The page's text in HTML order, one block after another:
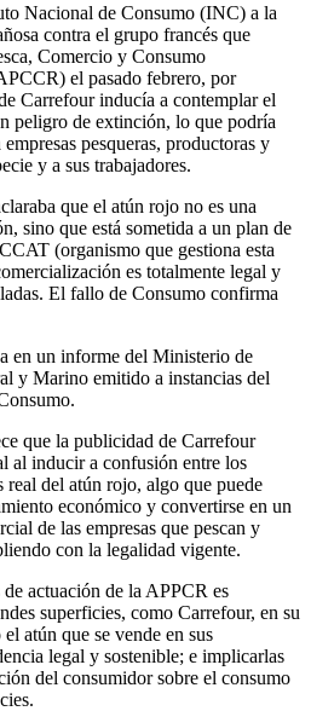
Nacional de Consumo (INC) a la
contra el grupo francés que
Comercio y Consumo
el pasado febrero, por
Carrefour inducía a contemplar el
peligro de extinción, lo que podría
pesqueras, productoras y
y a sus trabajadores.
que el atún rojo no es una
sino que está sometida a un plan de
(organismo que gestiona esta
es totalmente legal y
El fallo de Consumo confirma
en un informe del Ministerio de
y Marino emitido a instancias del
que la publicidad de Carrefour
al inducir a confusión entre los
real del atún rojo, algo que puede
económico y convertirse en un
de las empresas que pescan y
con la legalidad vigente.
actuación de la APPCR es
superficies, como Carrefour, en su
atún que se vende en sus
legal y sostenible; e implicarlas
del consumidor sobre el consumo